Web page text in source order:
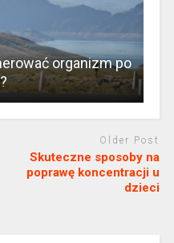
organizm po
Older Post
Skuteczne sposoby na
poprawę koncentracji u
dzieci